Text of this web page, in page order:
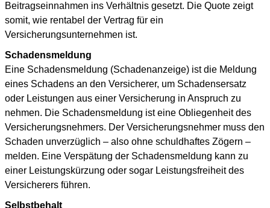
Beitragseinnahmen ins Verhältnis gesetzt. Die Quote zeigt
somit, wie rentabel der Vertrag für ein
Versicherungsunternehmen ist.
Schadensmeldung
Eine Schadensmeldung (Schadenanzeige) ist die Meldung
eines Schadens an den Versicherer, um Schadensersatz
oder Leistungen aus einer Versicherung in Anspruch zu
nehmen. Die Schadensmeldung ist eine Obliegenheit des
Versicherungsnehmers. Der Versicherungsnehmer muss den
Schaden unverzüglich – also ohne schuldhaftes Zögern –
melden. Eine Verspätung der Schadensmeldung kann zu
einer Leistungskürzung oder sogar Leistungsfreiheit des
Versicherers führen.
Selbstbehalt